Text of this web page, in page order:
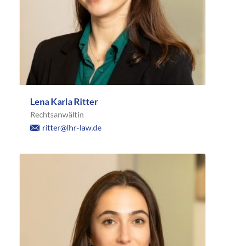
Lena Karla Ritter
Rechtsanwältin
ritter@lhr-law.de